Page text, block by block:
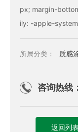
px; margin-
ily: -apple-
所属分类： 质感
咨询热线：
返回列